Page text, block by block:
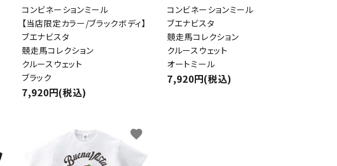
コンビネーションミール
【当店限定カラー/ブラックボディ】
ブエナビスタ
競走馬コレクション
クルースウェット
ブラック
7,920円(税込)
コンビネーションミール
ブエナビスタ
競走馬コレクション
クルースウェット
オートミール
7,920円(税込)
favorite